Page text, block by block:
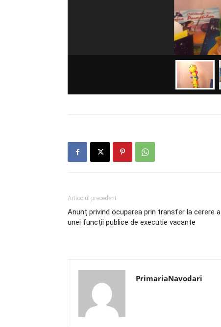
Articolul precedent
Anunț privind ocuparea prin transfer la cerere a
unei funcții publice de executie vacante
PrimariaNavodari